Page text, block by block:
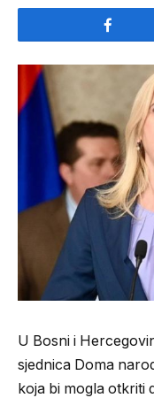
U Bosni i
sjednica Doma
koja bi mogla otkriti